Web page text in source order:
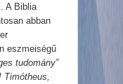
A Biblia
abban
eszmeiségű
tudomány”
Timótheus,